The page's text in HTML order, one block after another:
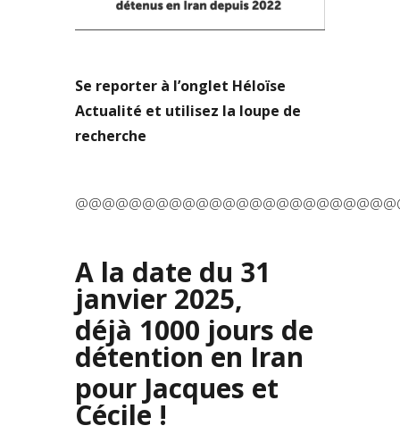
Se reporter à l’onglet Héloïse
Actualité et utilisez la loupe de
recherche
A la date du 31
janvier 2025,
déjà 1000 jours de
détention en Iran
pour Jacques et
Cécile !